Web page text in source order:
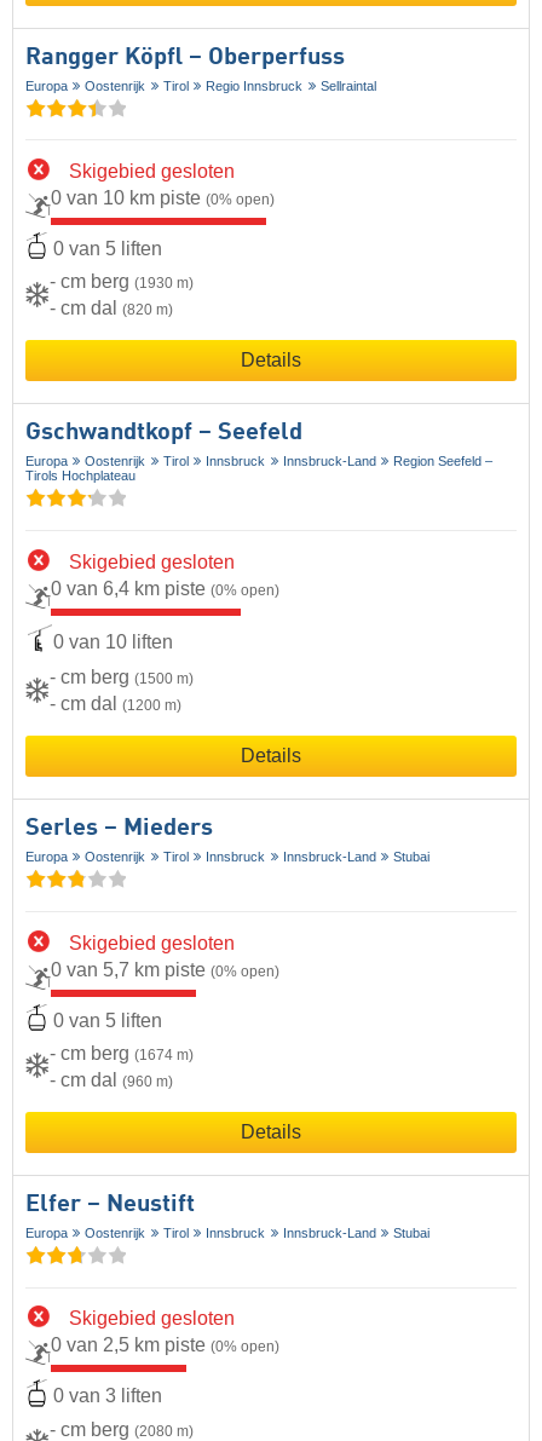
Rangger Köpfl – Oberperfuss
Europa Oostenrijk Tirol Regio Innsbruck Sellraintal
Skigebied gesloten
0 van 10 km piste (0% open)
0 van 5 liften
- cm berg (1930 m)
- cm dal (820 m)
Details
Gschwandtkopf – Seefeld
Europa Oostenrijk Tirol Innsbruck Innsbruck-Land
Region Seefeld –
Tirols Hochplateau
Skigebied gesloten
0 van 6,4 km piste (0% open)
0 van 10 liften
- cm berg (1500 m)
- cm dal (1200 m)
Details
Serles – Mieders
Europa Oostenrijk Tirol Innsbruck Innsbruck-Land Stubai
Skigebied gesloten
0 van 5,7 km piste (0% open)
0 van 5 liften
- cm berg (1674 m)
- cm dal (960 m)
Details
Elfer – Neustift
Europa Oostenrijk Tirol Innsbruck Innsbruck-Land Stubai
Skigebied gesloten
0 van 2,5 km piste (0% open)
0 van 3 liften
- cm berg (2080 m)